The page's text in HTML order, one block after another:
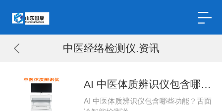
中医经络检测仪.资讯
AI 中医体质辨识仪包含哪些功能？舌面诊智能检测详解
AI 中医体质辨识仪包含哪些功能？舌面